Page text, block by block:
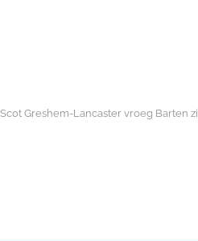
Greshem-Lancaster vroeg Barten